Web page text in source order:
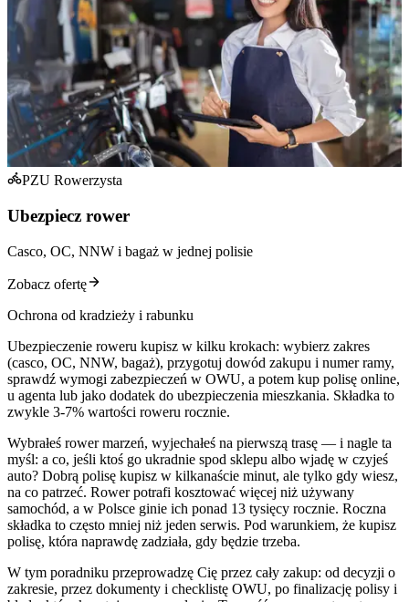
PZU Rowerzysta
Ubezpiecz rower
Casco, OC, NNW i bagaż w jednej polisie
Zobacz ofertę
Ochrona od kradzieży i rabunku
Ubezpieczenie roweru kupisz w kilku krokach: wybierz zakres
(casco, OC, NNW, bagaż), przygotuj dowód zakupu i numer ramy,
sprawdź wymogi zabezpieczeń w OWU, a potem kup polisę online,
u agenta lub jako dodatek do ubezpieczenia mieszkania. Składka to
zwykle 3-7% wartości roweru rocznie.
Wybrałeś rower marzeń, wyjechałeś na pierwszą trasę — i nagle ta
myśl: a co, jeśli ktoś go ukradnie spod sklepu albo wjadę w czyjeś
auto? Dobrą polisę kupisz w kilkanaście minut, ale tylko gdy wiesz,
na co patrzeć. Rower potrafi kosztować więcej niż używany
samochód, a w Polsce ginie ich ponad 13 tysięcy rocznie. Roczna
składka to często mniej niż jeden serwis. Pod warunkiem, że kupisz
polisę, która naprawdę zadziała, gdy będzie trzeba.
W tym poradniku przeprowadzę Cię przez cały zakup: od decyzji o
zakresie, przez dokumenty i checklistę OWU, po finalizację polisy i